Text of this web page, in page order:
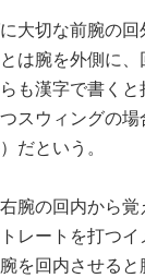
大切な前腕の回
は腕を外側に
らも漢字で書く
スウィングの
だという。
腕の回内から覚
レートを打つ
を回内させる